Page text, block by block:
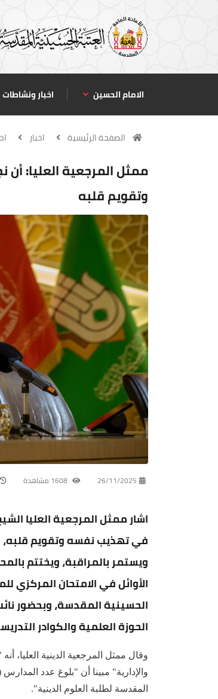
الامام الحسين اخبار ونشاطات
الصفحة الرئيسية اخبار
ممثل المرجعية العليا:
وتقويم قلبه
26/11/2025
اشار ممثل المرجعية العليا
في تهذيب نفسه وتقويم قلبه،
ويستمر بالمراقبة، ويختتم
الأوائل في الامتحان المركزي
الحسينية المقدسة، وبحضور
الحوزة العلمية والكوادر
وقال ممثل المرجعية الدينية العليا،
المقدسة لطلبة العلوم الدينية".